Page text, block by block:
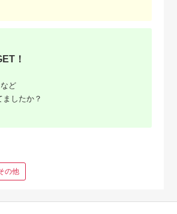
！
ど
したか？
の他